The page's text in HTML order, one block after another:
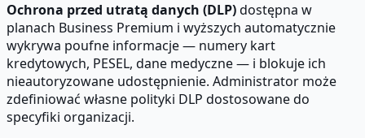
Ochrona przed utratą danych (DLP)dostępna w
planach Business Premium i wyższych automatycznie
wykrywa poufne informacje — numery kart
kredytowych, PESEL, dane medyczne — i blokuje ich
nieautoryzowane udostępnienie. Administrator może
zdefiniować własne polityki DLP dostosowane do
specyfiki organizacji.